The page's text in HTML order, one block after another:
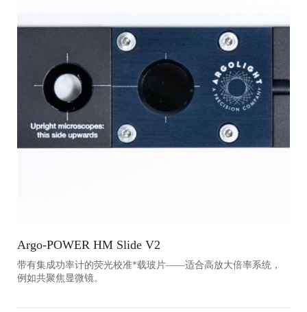
Argo-POWER HM Slide V2
带有集成功率计的荧光校准*载玻片——适合高放大倍率系统，
例如共聚焦显微镜。